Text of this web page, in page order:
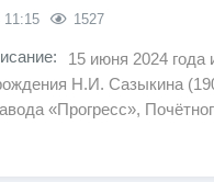
11:15 1527
15 июня 2024 года
Н.И. Сазыкина
«Прогресс»,